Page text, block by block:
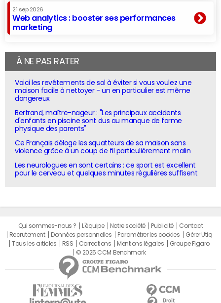
21 sep 2026
Web analytics : booster ses performances
marketing
À NE PAS RATER
Voici les revêtements de sol à éviter si vous voulez une
maison facile à nettoyer - un en particulier est même
dangereux
Bertrand, maître-nageur : "Les principaux accidents
d'enfants en piscine sont dus au manque de forme
physique des parents"
Ce Français déloge les squatteurs de sa maison sans
violence grâce à un coup de fil particulièrement malin
Les neurologues en sont certains : ce sport est excellent
pour le cerveau et quelques minutes régulières suffisent
Qui sommes-nous ? L'équipe Notre société Publicité
Contact
Recrutement
Données personnelles Paramétrer les cookies
Gérer Utiq
Tous les articles
RSS Corrections Mentions légales
Groupe Figaro
© 2025 CCM Benchmark